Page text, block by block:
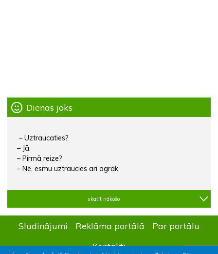
Dienas joks
– Uztraucaties?
– Jā.
– Pirmā reize?
– Nē, esmu uztraucies arī agrāk.
skatīt nākošo
Sludinājumi Reklāma portālā
Par portālu
Kontakti